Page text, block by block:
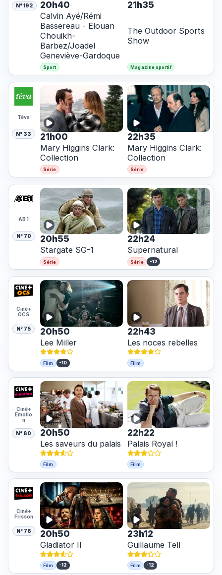
N° 192 20h40
Calvin Ayé/Rémi
Bassereau - Elouan
Chouikh-
Barbez/Joadel
Geneviève-Gardoque
Sport
21h35
The Outdoor Sports
Show
Magazine sportif
Téva
N° 33 21h00
Mary Higgins Clark:
Collection
Série
22h35
Mary Higgins Clark:
Collection
Série
AB 1
N° 70 20h55
Stargate SG-1
Série
22h24
Supernatural
Série -12
Ciné+
OCS
N° 75 20h50
Lee Miller
Film -10
22h43
Les noces rebelles
Film
Ciné+
Emotio
n
N° 80 20h50
Les saveurs du palais
Film
22h22
Palais Royal !
Film
Ciné+
Frisson
N° 76 20h50
Gladiator II
Film -12
23h12
Guillaume Tell
Film -12